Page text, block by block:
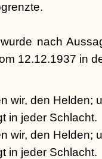
nach
12.12.1937 in
wir, den Helden;
in jeder Schlacht.
wir, den Helden;
in jeder Schlacht.